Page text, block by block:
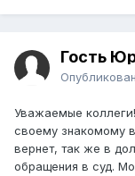
Гость
Уважаемые
своему знакомому
вернет, так же в
обращения в суд.